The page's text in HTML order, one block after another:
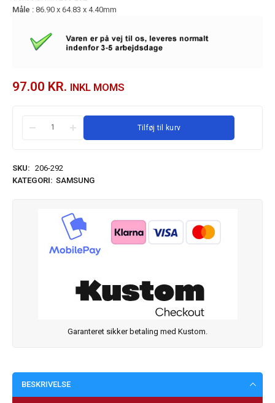
Måle : 86.90 x 64.83 x 4.40mm
97.00 KR. INKL MOMS
Tilføj til kurv
SKU: 206-292
KATEGORI: SAMSUNG
Garanteret sikker betaling med Kustom.
BESKRIVELSE